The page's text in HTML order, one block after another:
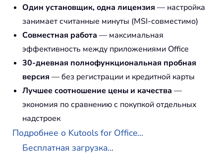
Один установщик, одна лицензия — настройка
занимает считанные минуты (MSI-совместимо)
Совместная работа — максимальная
эффективность между приложениями Office
30-дневная полнофункциональная пробная
версия — без регистрации и кредитной карты
Лучшее соотношение цены и качества —
экономия по сравнению с покупкой отдельных
надстроек
Подробнее о Kutools for Office...
Бесплатная загрузка...